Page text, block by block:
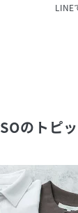
LINE
のトピ